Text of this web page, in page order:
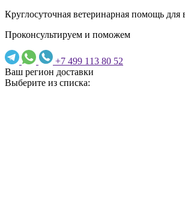
Круглосуточная ветеринарная помощь
Проконсультируем и поможем
+7 499 113 80 52
Ваш регион доставки
Выберите из списка: